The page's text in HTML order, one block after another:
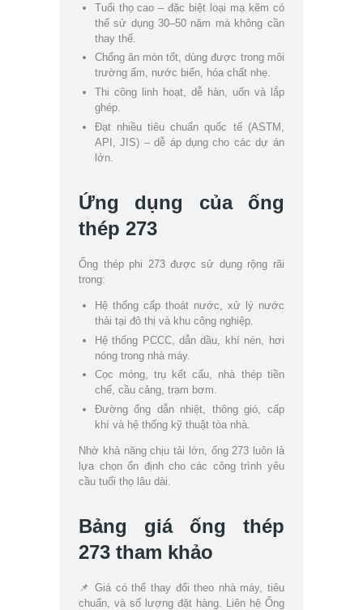
Tuổi thọ cao – đặc biệt loại mạ kẽm có
thể sử dụng 30–50 năm mà không cần
thay thế.
Chống ăn mòn tốt, dùng được trong môi
trường ẩm, nước biển, hóa chất nhẹ.
Thi công linh hoạt, dễ hàn, uốn và lắp
ghép.
Đạt nhiều tiêu chuẩn quốc tế (ASTM,
API, JIS) – dễ áp dụng cho các dự án
lớn.
Ứng dụng của ống
thép 273
Ống thép phi 273 được sử dụng rộng rãi
trong:
Hệ thống cấp thoát nước, xử lý nước
thải tại đô thị và khu công nghiệp.
Hệ thống PCCC, dẫn dầu, khí nén, hơi
nóng trong nhà máy.
Cọc móng, trụ kết cấu, nhà thép tiền
chế, cầu cảng, trạm bơm.
Đường ống dẫn nhiệt, thông gió, cấp
khí và hệ thống kỹ thuật tòa nhà.
Nhờ khả năng chịu tải lớn, ống 273 luôn là
lựa chọn ổn định cho các công trình yêu
cầu tuổi thọ lâu dài.
Bảng giá ống thép
273 tham khảo
📌 Giá có thể thay đổi theo nhà máy, tiêu
chuẩn, và số lượng đặt hàng. Liên hệ Ống